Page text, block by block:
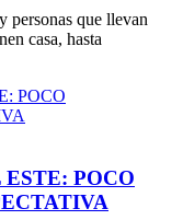
personas que llevan
casa, hasta
POCO